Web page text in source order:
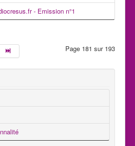
- Emission n°1
Page 181 sur 193